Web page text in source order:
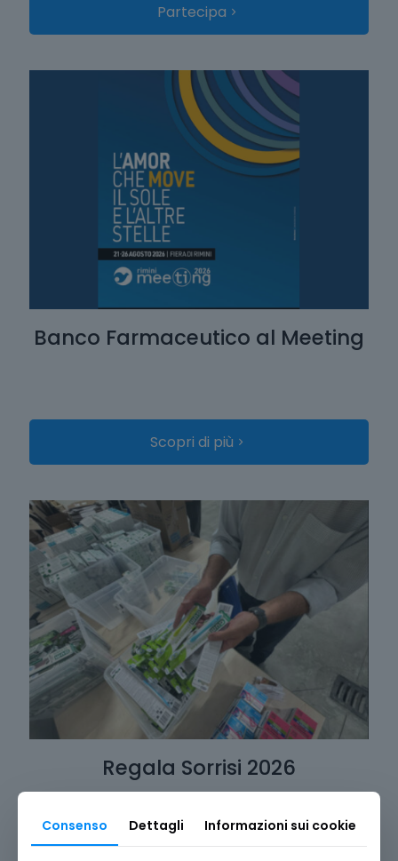
Partecipa
Banco Farmaceutico al Meeting
Scopri di più
Regala Sorrisi 2026
Consenso Dettagli Informazioni sui cookie